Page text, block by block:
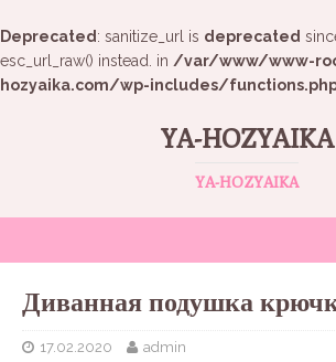
Deprecated : sanitize_url is deprecated
esc_url_raw() instead. in /var/www/www-
hozyaika.com/wp-includes/
YA-HOZYAIKA
YA-HOZYAIKA
Диванная подушка
17.02.2020 admin